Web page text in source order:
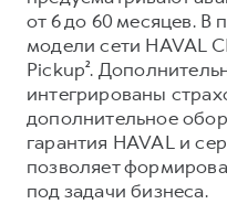
от 6 до 60 месяцев. В
модели сети HAVAL
Pickup².
интегрированы
дополнительное
гарантия HAVAL и
позволяет
под задачи бизнеса.